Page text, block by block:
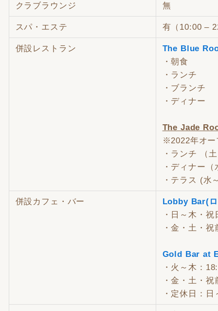
クラブラウンジ 無
スパ・エステ 有（10:00 –
併設レストラン
The Blue
・朝食
・ランチ
・ブランチ
・ディナー
The Jade
※2022年オー
・ランチ （
・ディナー
・テラス (水
併設カフェ・バー
Lobby Bar(
・日～木・
・金・土・
Gold Bar at
・火～木：
・金・土・
・定休日：日